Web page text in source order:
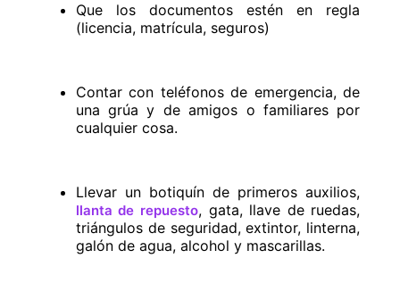
Que los documentos estén en regla
(licencia, matrícula, seguros)
Contar con teléfonos de emergencia, de
una grúa y de amigos o familiares por
cualquier cosa.
Llevar un botiquín de primeros auxilios,
llanta de repuesto, gata, llave de ruedas,
triángulos de seguridad, extintor, linterna,
galón de agua, alcohol y mascarillas.